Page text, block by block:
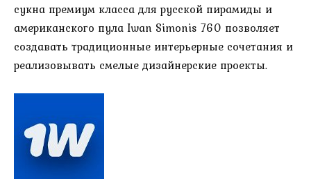
сукна премиум класса для русской пирамиды и
американского пула Iwan Simonis 760 позволяет
создавать традиционные интерьерные сочетания и
реализовывать смелые дизайнерские проекты.